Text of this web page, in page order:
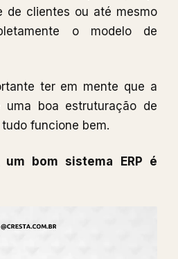
de clientes ou até mesmo
o modelo de
ter em mente que a
uma boa estruturação de
funcione bem.
bom sistema ERP é